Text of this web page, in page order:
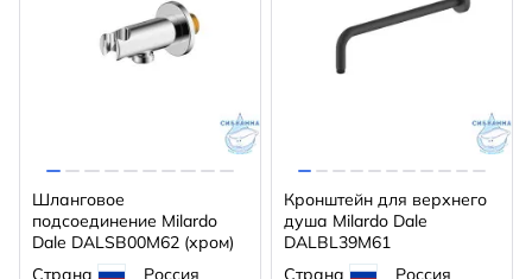
Шланговое
подсоединение Milardo
Dale DALSB00M62 (хром)
Страна
Россия
Кронштейн для верхнего
душа Milardo Dale
DALBL39M61
Страна
Россия